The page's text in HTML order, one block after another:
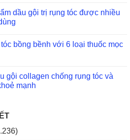
dầu gội trị rụng tóc được nhiều
bồng bềnh với 6 loại thuốc mọc
gội collagen chống rụng tóc và
mạnh